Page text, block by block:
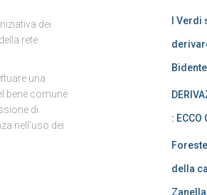
dei
rete
una
bene comune
di
nell’uso dei
I
: ECCO
della